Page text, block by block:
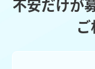
不安だけが